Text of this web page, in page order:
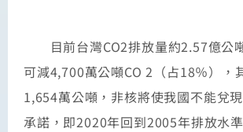
目前台灣CO2排放量約2.57億公
可減4,700萬公噸CO 2（占18％），
1,654萬公噸，非核將使我國不能兌
承諾，即2020年回到2005年排放水